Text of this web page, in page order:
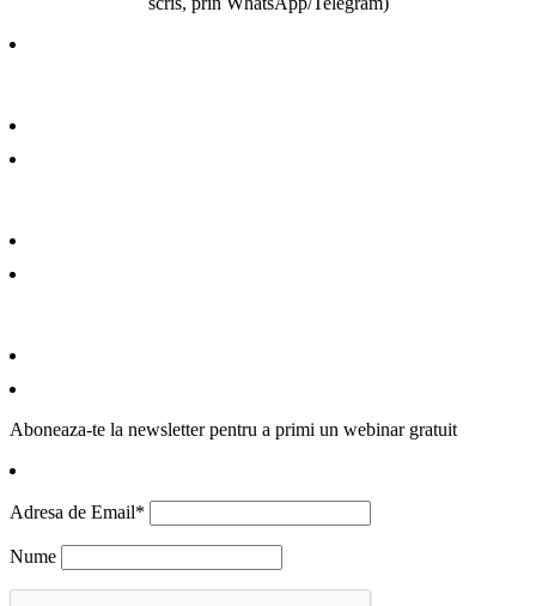
Aboneaza-te la newsletter pentru a primi un webinar gratuit
Adresa de Email*
Nume